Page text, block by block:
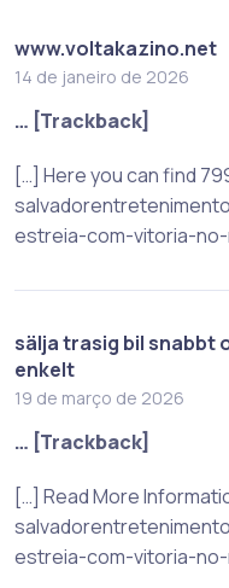
www.voltakazino.net
14 de janeiro de 2026
… [Trackback]
[…] Here you can find
estreia-com-vitoria-
sälja trasig bil snabbt
enkelt
19 de março de 2026
… [Trackback]
[…] Read More
estreia-com-vitoria-